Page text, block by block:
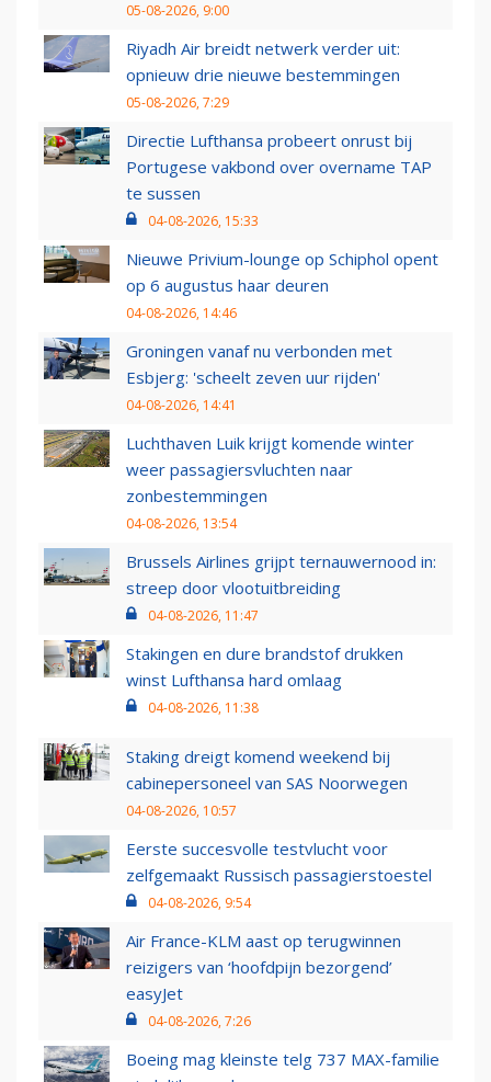
05-08-2026, 9:00
Riyadh Air breidt netwerk verder uit:
opnieuw drie nieuwe bestemmingen
05-08-2026, 7:29
Directie Lufthansa probeert onrust bij
Portugese vakbond over overname TAP
te sussen
04-08-2026, 15:33
Nieuwe Privium-lounge op Schiphol opent
op 6 augustus haar deuren
04-08-2026, 14:46
Groningen vanaf nu verbonden met
Esbjerg: 'scheelt zeven uur rijden'
04-08-2026, 14:41
Luchthaven Luik krijgt komende winter
weer passagiersvluchten naar
zonbestemmingen
04-08-2026, 13:54
Brussels Airlines grijpt ternauwernood in:
streep door vlootuitbreiding
04-08-2026, 11:47
Stakingen en dure brandstof drukken
winst Lufthansa hard omlaag
04-08-2026, 11:38
Staking dreigt komend weekend bij
cabinepersoneel van SAS Noorwegen
04-08-2026, 10:57
Eerste succesvolle testvlucht voor
zelfgemaakt Russisch passagierstoestel
04-08-2026, 9:54
Air France-KLM aast op terugwinnen
reizigers van ‘hoofdpijn bezorgend’
easyJet
04-08-2026, 7:26
Boeing mag kleinste telg 737 MAX-familie